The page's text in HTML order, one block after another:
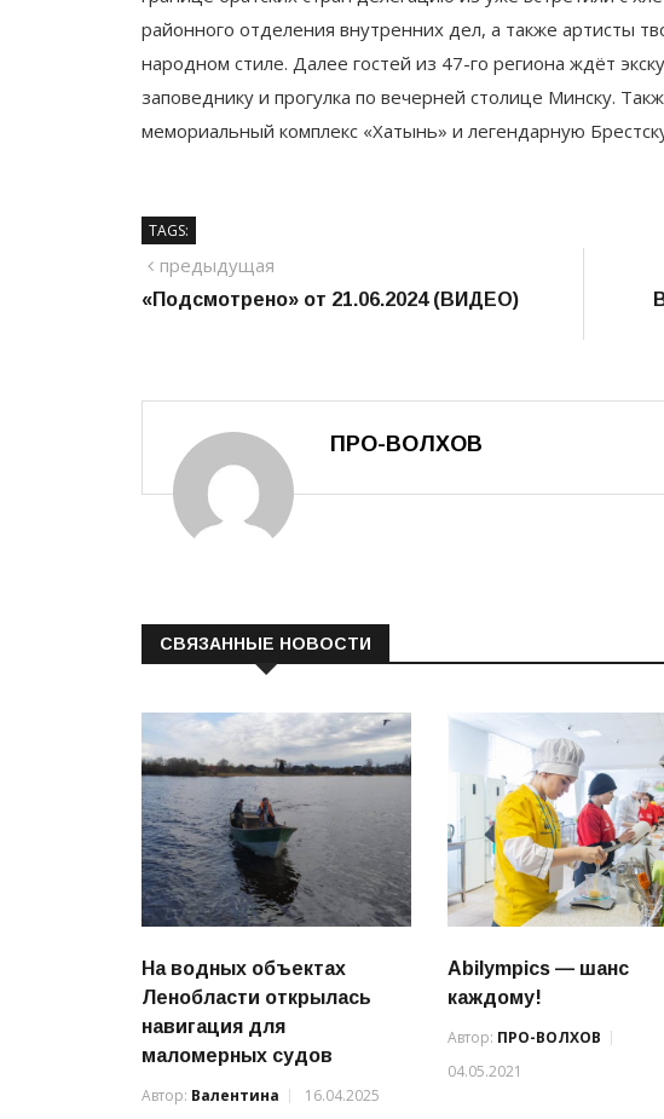
районного отделения внутренних дел, а также артисты
народном стиле. Далее гостей из 47-го региона ждёт
заповеднику и прогулка по вечерней столице Минску.
мемориальный комплекс «Хатынь» и легендарную
TAGS:
Навигация
по
предыдущая
«Подсмотрено» от 21.06.2024 (ВИДЕО)
ПРО-ВОЛХОВ
СВЯЗАННЫЕ НОВОСТИ
На водных объектах
Ленобласти открылась
навигация для
маломерных судов
Автор: Валентина 16.04.2025
Abilympics — шанс
каждому!
Автор: ПРО-ВОЛХОВ
04.05.2021